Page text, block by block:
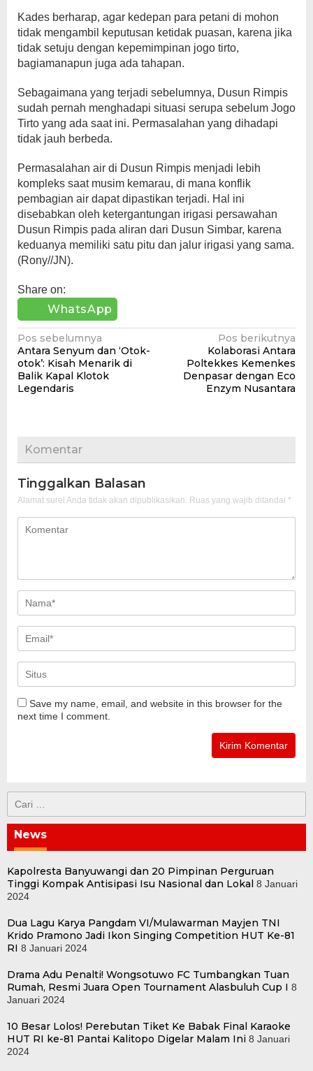
Kades berharap, agar kedepan para petani di mohon
tidak mengambil keputusan ketidak puasan, karena jika
tidak setuju dengan kepemimpinan jogo tirto,
bagiamanapun juga ada tahapan.
Sebagaimana yang terjadi sebelumnya, Dusun Rimpis
sudah pernah menghadapi situasi serupa sebelum Jogo
Tirto yang ada saat ini. Permasalahan yang dihadapi
tidak jauh berbeda.
Permasalahan air di Dusun Rimpis menjadi lebih
kompleks saat musim kemarau, di mana konflik
pembagian air dapat dipastikan terjadi. Hal ini
disebabkan oleh ketergantungan irigasi persawahan
Dusun Rimpis pada aliran dari Dusun Simbar, karena
keduanya memiliki satu pitu dan jalur irigasi yang sama.
(Rony//JN).
Share on:
WhatsApp
Navigasi
pos
Pos sebelumnya
Antara Senyum dan ‘Otok-
otok’: Kisah Menarik di
Balik Kapal Klotok
Legendaris
Pos berikutnya
Kolaborasi Antara
Poltekkes Kemenkes
Denpasar dengan Eco
Enzym Nusantara
Komentar
Tinggalkan Balasan
Alamat surel Anda tidak akan dipublikasikan. Ruas yang wajib ditandai *
Save my name, email, and website in this browser for the
next time I comment.
untuk:
News
Kapolresta Banyuwangi dan 20 Pimpinan Perguruan
Tinggi Kompak Antisipasi Isu Nasional dan Lokal 8 Januari
2024
Dua Lagu Karya Pangdam VI/Mulawarman Mayjen TNI
Krido Pramono Jadi Ikon Singing Competition HUT Ke-81
RI 8 Januari 2024
Drama Adu Penalti! Wongsotuwo FC Tumbangkan Tuan
Rumah, Resmi Juara Open Tournament Alasbuluh Cup I 8
Januari 2024
10 Besar Lolos! Perebutan Tiket Ke Babak Final Karaoke
HUT RI ke-81 Pantai Kalitopo Digelar Malam Ini 8 Januari
2024